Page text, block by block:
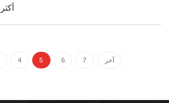
أكثر
4 5 6 7 آخر